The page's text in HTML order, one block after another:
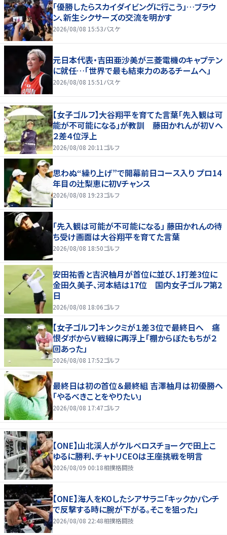
「優勝したらスカイダイビングに行こう」…ブラウ
ン、新生シクサーズの交流を明かす
2026/08/08 15:53バスケ
元日本代表・吉田亜沙美が三菱電機のキャプテン
に就任…「世界で最も結束力のあるチームへ」
2026/08/08 15:51 バスケ
【女子ゴルフ】大谷翔平を育てた言葉「先入観は可
能が不可能になる」が教訓 藤田かれんが初Ｖへ
２差４位浮上
2026/08/08 20:11 ゴルフ
思わぬ“繰り上げ”で開幕前日コース入り プロ14
年目の辻梨恵に初Vチャンス
2026/08/08 19:23ゴルフ
「先入観は可能が不可能になる」 藤田かれんの待
ち受け画面は大谷翔平を育てた言葉
2026/08/08 18:50ゴルフ
安田祐香と吉沢柚月が首位に並び、1打差3位に
金田久美子、河本結は17位 国内女子ゴルフ第2
日
2026/08/08 18:06ゴルフ
【女子ゴルフ】キンクミが１差３位で最終日へ 痛
恨ダボからＶ戦線に再浮上「棚からぼたもちが２
回あった」
2026/08/08 17:52ゴルフ
最終日は初の首位＆最終組 吉澤柚月は初優勝へ
「やるべきことをやりたい」
2026/08/08 17:47ゴルフ
【ONE】山北渓人がケルベロスチョークで田上こ
ゆるに勝利、チャトリCEOは王座挑戦を明言
2026/08/09 00:18相撲格闘技
【ONE】海人をKOしたシアサラニ「キックかパンチ
で反撃する時に腕が下がる。そこを狙った」
2026/08/08 22:48相撲格闘技